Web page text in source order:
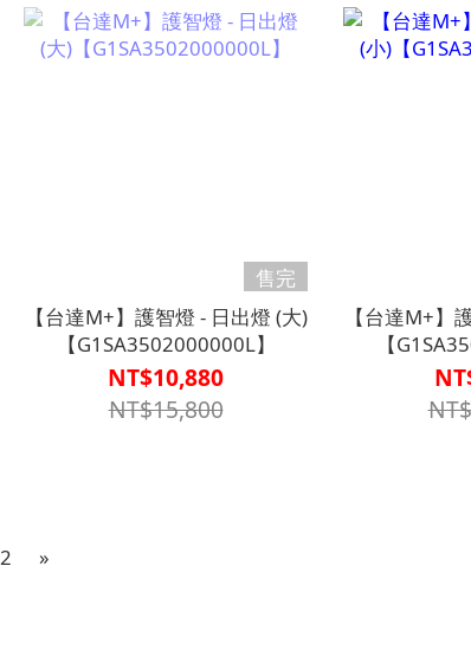
售完
【台達M+】護智燈 - 日出燈 (大)
【G1SA3502000000L】
NT$10,880
NT$15,800
【台達M+】
【
2 »